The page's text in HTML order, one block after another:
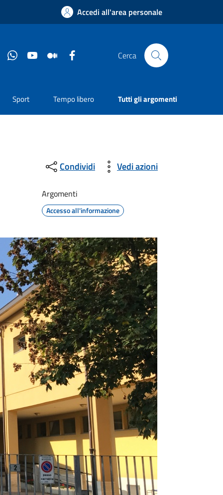
Accedi all'area personale
WhatsappYouTube Medium Cerca
Sport Tempo libero Tutti gli argomenti
Condividi Vedi azioni
Argomenti
Accesso all'informazione